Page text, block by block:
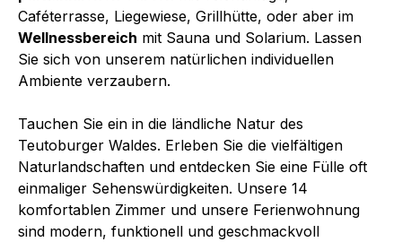
Caféterrasse, Liegewiese, Grillhütte, oder aber im
Wellnessbereich mit Sauna und Solarium. Lassen
Sie sich von unserem natürlichen individuellen
Ambiente verzaubern.
Tauchen Sie ein in die ländliche Natur des
Teutoburger Waldes. Erleben Sie die vielfältigen
Naturlandschaften und entdecken Sie eine Fülle oft
einmaliger Sehenswürdigkeiten. Unsere 14
komfortablen Zimmer und unsere Ferienwohnung
sind modern, funktionell und geschmackvoll